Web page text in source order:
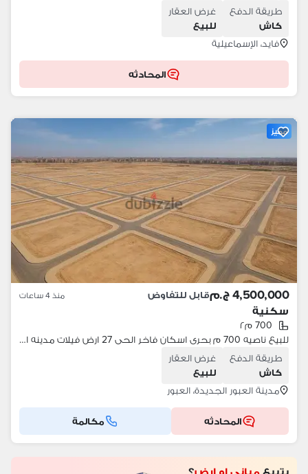
طريقة الدفع
كاش
غرض العقار
للبيع
فايد، الإسماعيلية
المحادثه
مميز
4,500,000 ج.م قابل للتفاوض منذ 4 ساعات
سكنية
700 م٢
للبيع ناصيه 700 م بحرى اسكان فاخر الحى 27 ارض فيلات مدينه العبوره
طريقة الدفع
كاش
غرض العقار
للبيع
مدينة العبور الجديدة، العبور
المحادثه مكالمة